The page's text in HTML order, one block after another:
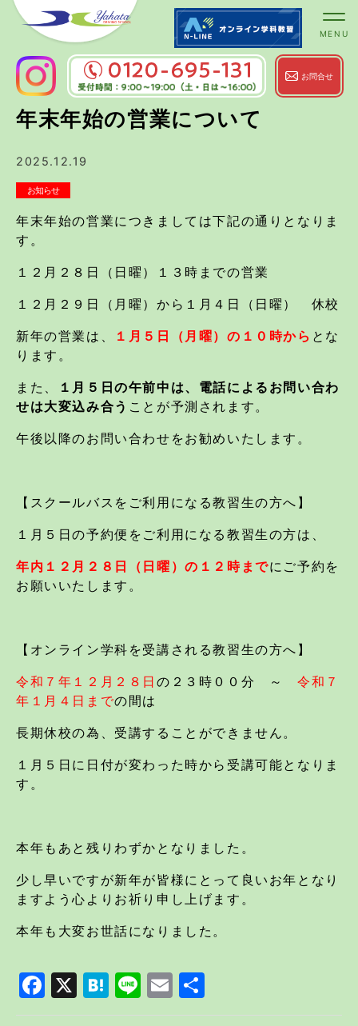
0120-695-131
19:00（土・日は～16:00）
お問合せ
年末年始の営業について
2025.12.19
お知らせ
年末年始の営業につきましては下記の通りとなりま
す。
１２月２８日（日曜）１３時までの営業
１２月２９日（月曜）から１月４日（日曜） 休校
新年の営業は、
１月５日（月曜）の１０時から とな
ります。
また、
１月５日の午前中は、電話によるお問い合わ
せは大変込み合う ことが予測されます。
午後以降のお問い合わせをお勧めいたします。
【スクールバスをご利用になる教習生の方へ】
１月５日の予約便をご利用になる教習生の方は、
年内１２月２８日（日曜）の１２時までにご予約を
お願いいたします。
【オンライン学科を受講される教習生の方へ】
令和７年１２月２８日の２３時００分 ～令和７
年１月４日までの間は
長期休校の為、受講することができません。
１月５日に日付が変わった時から受講可能となりま
す。
本年もあと残りわずかとなりました。
少し早いですが新年が皆様にとって良いお年となり
ますよう心よりお祈り申し上げます。
本年も大変お世話になりました。
Facebook HatenaLine Email
有